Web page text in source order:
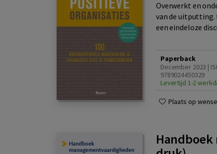
Overwerkt en
van de uitputting.
een eindeloze
Paperback
December 2023 |
9789024450329
Levertijd 1-2
Plaats op